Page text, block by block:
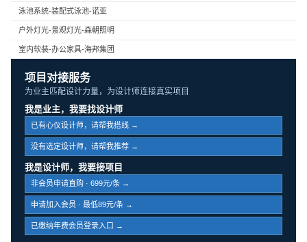
泳池系统-装配式泳池-诺亚
户外灯光-景观灯光-森朝照明
室内软装-办公家具-海邦集团
项目对接服务
为业主匹配设计力量，为设计师连接真实项目
我是业主，我要找设计师
已有心仪设计师，请帮我搭线 →
没有选定设计师，请帮我推荐 →
我是设计师，我要接项目
非会员申请直购 · 699元/条 →
申请加入会员 · 最低89元/条 →
已缴纳年费会员登录入口 →